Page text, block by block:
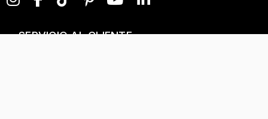
SERVICIO AL CLIENTE